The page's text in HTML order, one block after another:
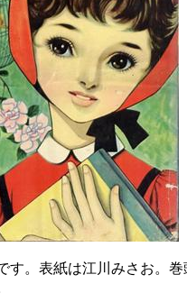
す。表紙は江川みさお。